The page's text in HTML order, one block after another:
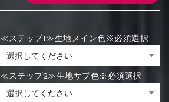
≪ステップ1≫生地メイン色※必須選択
≪ステップ2≫生地サブ色※必須選択